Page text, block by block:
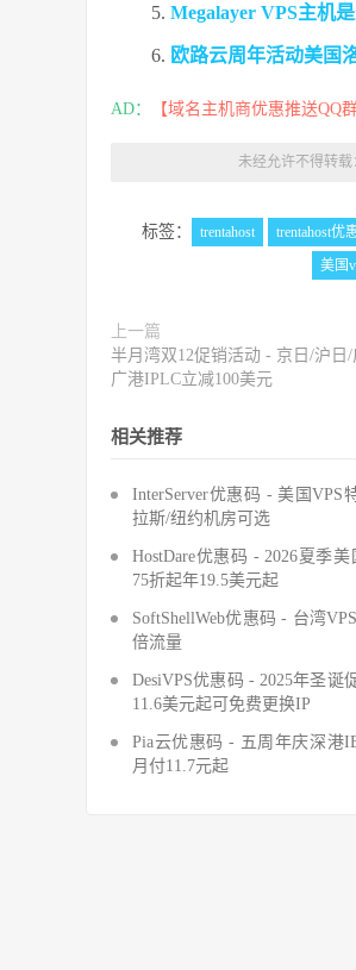
Megalayer VPS主机
欧路云周年活动美国
AD： 【域名主机商优惠推送QQ群
未经允许不得转载
标签： trentahost trentahost优
美国
上一篇
半月湾双12促销活动 - 京日/沪日
广港IPLC立减100美元
相关推荐
InterServer优惠码 - 美国
拉斯/纽约机房可选
HostDare优惠码 - 2026夏季
75折起年19.5美元起
SoftShellWeb优惠码 - 台湾
倍流量
DesiVPS优惠码 - 2025年圣诞
11.6美元起可免费更换IP
Pia云优惠码 - 五周年庆深港
月付11.7元起